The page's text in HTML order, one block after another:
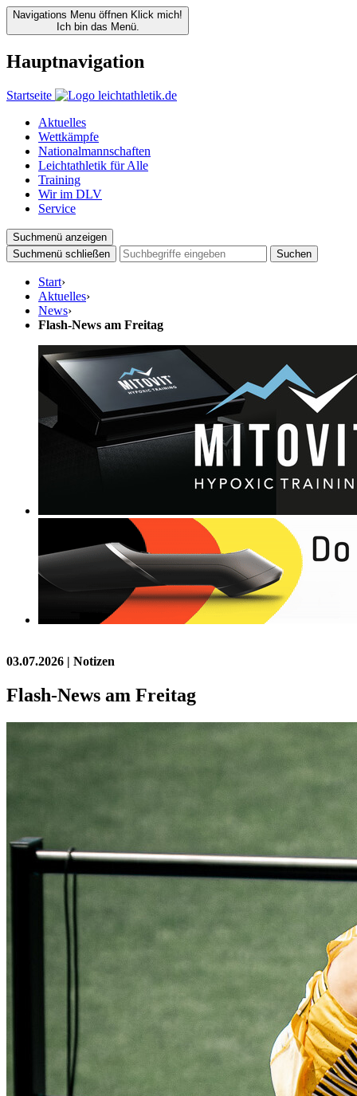
Navigations Menu öffnen Klick mich!
Ich bin das Menü.
Hauptnavigation
Startseite
Aktuelles
Wettkämpfe
Nationalmannschaften
Leichtathletik für Alle
Training
Wir im DLV
Service
Suchmenü anzeigen
Suchmenü schließen
Suchen
Start›
Aktuelles›
News›
Flash-News am Freitag
03.07.2026 | Notizen
Flash-News am Freitag